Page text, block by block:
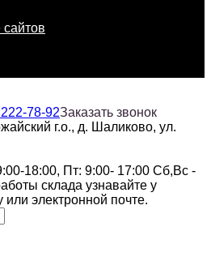
78-92Заказать звонок
г.о., д. Шаликово, ул.
18:00, Пт: 9:00- 17:00 Сб,Вс -
склада узнавайте у
электронной почте.